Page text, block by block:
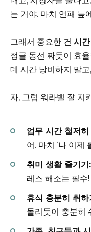
는 거야. 마치 연패 늪
그래서 중요한 건 시간
정글 동선 짜듯이 효
데 시간 낭비하지 말
자, 그럼 워라밸 잘 지
업무 시간 철저히
어. 마치 ‘나 이제
취미 생활 즐기기:
레스 해소는 필수
휴식 충분히 취하
돌리듯이 충분히